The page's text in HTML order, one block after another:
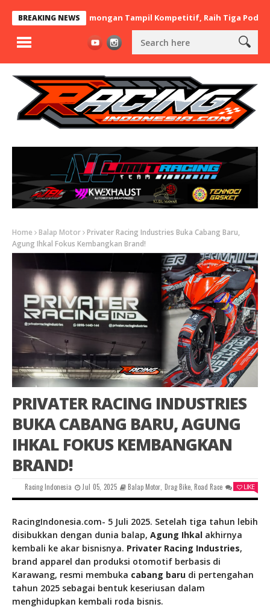
BREAKING NEWS
Asal Lamongan Tampil Kompetitif, Raih Tiga Podium di
Home Balap Motor Privater Racing Industries Buka Cabang Baru,
Agung Ihkal Fokus Kembangkan Brand!
PRIVATER RACING INDUSTRIES
BUKA CABANG BARU, AGUNG
IHKAL FOKUS KEMBANGKAN
BRAND!
Racing Indonesia Jul 05, 2025 Balap Motor, Drag Bike,Road Race 0 LIKE
RacingIndonesia.com- 5 Juli 2025. Setelah tiga tahun lebih
disibukkan dengan dunia balap, Agung Ihkal akhirnya
kembali ke akar bisnisnya. Privater Racing Industries,
brand apparel dan produksi otomotif berbasis di
Karawang, resmi membuka cabang baru di pertengahan
tahun 2025 sebagai bentuk keseriusan dalam
menghidupkan kembali roda bisnis.